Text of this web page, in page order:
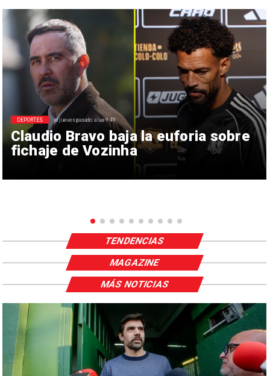
Claudio Bravo baja la euforia sobre
fichaje de Vozinha
DEPORTES el jueves pasado a las 9:49
TENDENCIAS
MAGAZINE
MÁS NOTICIAS